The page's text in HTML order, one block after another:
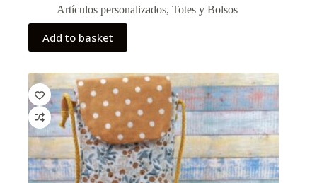
Artículos personalizados, Totes y Bolsos
Add to basket